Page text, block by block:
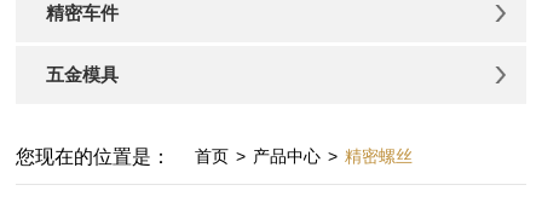
精密车件
五金模具
您现在的位置是： 首页 > 产品中心 > 精密螺丝